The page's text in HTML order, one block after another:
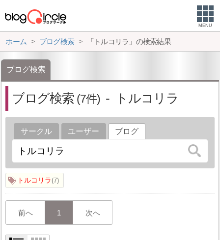
MENU
ホーム ブログ検索 「トルコリラ」の検索結果
ブログ検索
ブログ検索 7 トルコリラ
サークル ユーザー ブログ
トルコリラ 7
前へ 1 次へ